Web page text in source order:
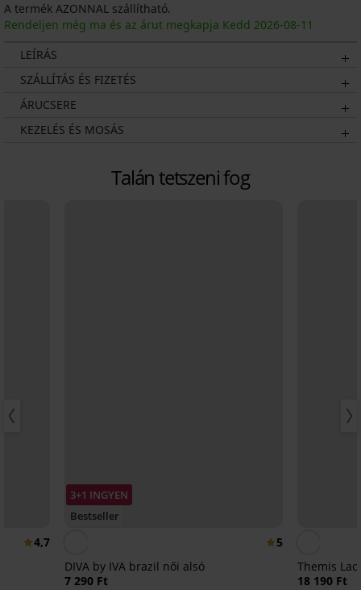
A termék AZONNAL szállítható.
Rendeljen még ma és az árut megkapja Kedd 2026-08-11
LEÍRÁS
SZÁLLÍTÁS ÉS FIZETÉS
ÁRUCSERE
KEZELÉS ÉS MOSÁS
Talán tetszeni fog
4,7
3+1 INGYEN
Bestseller
5
DIVA by IVA brazil női alsó
7 290 Ft
Themis
18 190 Ft